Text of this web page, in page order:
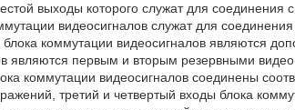
выходы которого служат для
видеосигналов служат для
коммутации видеосигналов являются
являются первым и вторым резервными
коммутации видеосигналов соединены
третий и четвертый входы блока